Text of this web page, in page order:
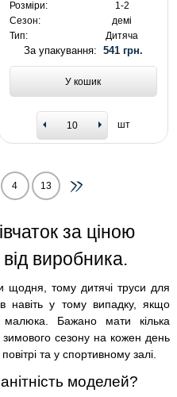
Розміри:
1-2
Сезон:
демі
Тип:
Дитяча
За упакування: 541 грн.
У кошик
шт
4 13
за ціною
виробника.
щодня, тому дитячі труси для
навіть у тому випадку, якщо
Бажано мати кілька
сезону на кожен день
та у спортивному залі.
моделей?